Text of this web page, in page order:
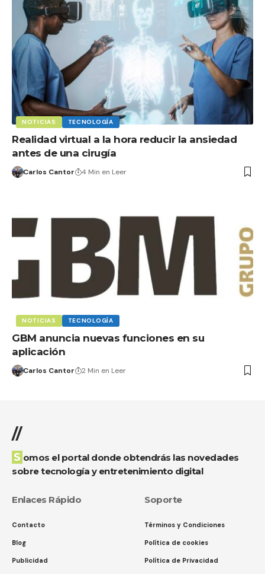
NOTICIAS TECNOLOGÍA
Realidad virtual a la hora reducir la ansiedad
antes de una cirugía
Carlos Cantor 4 Min en Leer
NOTICIAS TECNOLOGÍA
GBM anuncia nuevas funciones en su
aplicación
Carlos Cantor 2 Min en Leer
//
Somos el portal donde obtendrás las novedades
sobre tecnología y entretenimiento digital
Enlaces Rápido
Contacto
Blog
Publicidad
Soporte
Términos y Condiciones
Política de cookies
Política de Privacidad